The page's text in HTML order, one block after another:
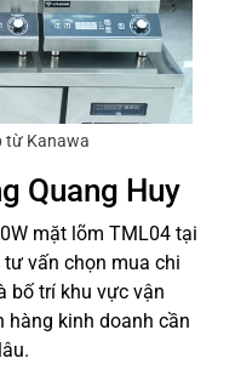
từ Kanawa
Quang Huy
mặt lõm TML04 tại
vấn chọn mua chi
bố trí khu vực vận
hàng kinh doanh cần